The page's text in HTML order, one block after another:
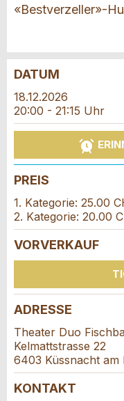
«Bestverzeller»-
Anzeige
Ihr Feedback wird
Allgemeines
Anzeige nicht
Anzeige
Nachricht
Anzeige
Empfehlen Sie
ANZEIGE
Schliessen
Reservation
Anzahl der
Vorname /
Firma / Organisation:
Adresszusatz:
Strasse und Nr. *:
DATUM
18.12.2026
20:00 - 21:15 Uhr
PREIS
1. Kategorie: 25.00
2. Kategorie: 20.00
VORVERKAUF
ADRESSE
Theater Duo
Kelmattstrasse 22
6403 Küssnacht am
KONTAKT